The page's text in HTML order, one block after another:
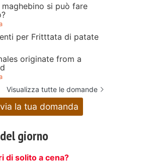
si può fare
per Fritttata di patate
originate from a
Visualizza tutte le domande
la tua domanda
giorno
di solito a cena?